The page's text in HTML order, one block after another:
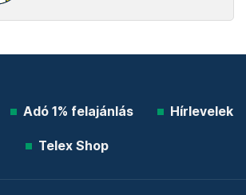
Adó 1% felajánlás Hírlevelek
Telex Shop